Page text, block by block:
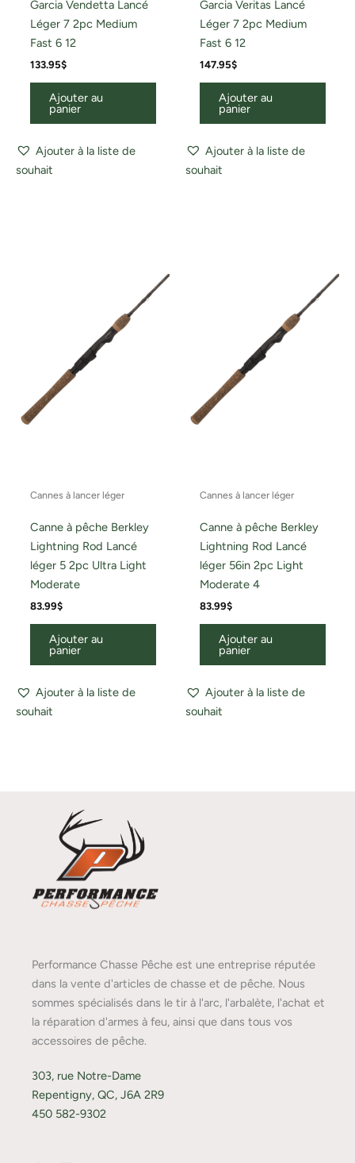
Garcia Vendetta Lancé
Léger 7 2pc Medium
Fast 6 12
133.95$
Ajouter au
panier
Ajouter à la liste de
souhait
Garcia Veritas Lancé
Léger 7 2pc Medium
Fast 6 12
147.95$
Ajouter au
panier
Ajouter à la liste de
souhait
Cannes à lancer léger
Canne à pêche Berkley
Lightning Rod Lancé
léger 5 2pc Ultra Light
Moderate
83.99$
Ajouter au
panier
Ajouter à la liste de
souhait
Cannes à lancer léger
Canne à pêche Berkley
Lightning Rod Lancé
léger 56in 2pc Light
Moderate 4
83.99$
Ajouter au
panier
Ajouter à la liste de
souhait
Performance Chasse Pêche est une entreprise réputée
dans la vente d'articles de chasse et de pêche. Nous
sommes spécialisés dans le tir à l'arc, l'arbalète, l'achat et
la réparation d'armes à feu, ainsi que dans tous vos
accessoires de pêche.
303, rue Notre-Dame
Repentigny, QC, J6A 2R9
450 582-9302